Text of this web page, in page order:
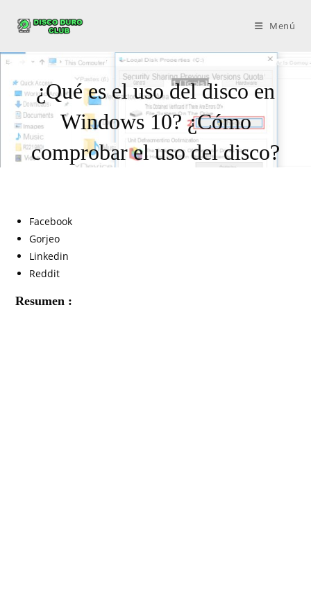
Menú
¿Qué es el uso del disco en
Windows 10? ¿Cómo
comprobar el uso del disco?
Facebook
Gorjeo
Linkedin
Reddit
Resumen :